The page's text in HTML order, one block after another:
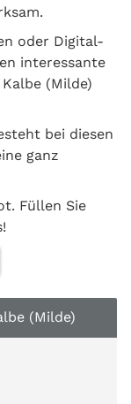
oder Digital-
interessante
(Milde)
bei diesen
ganz
Füllen Sie
(Milde)